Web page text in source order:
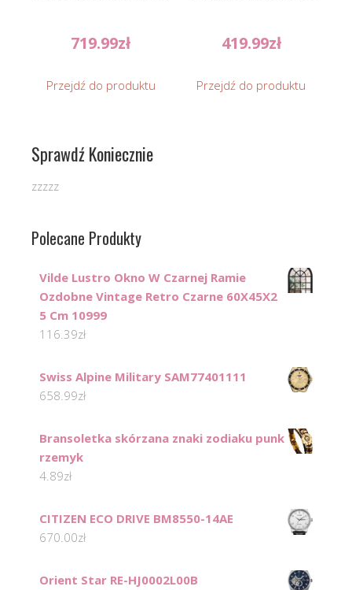
719.99zł
Przejdź do produktu
419.99zł
Przejdź do produktu
Sprawdź Koniecznie
zzzzz
Polecane Produkty
Vilde Lustro Okno W Czarnej Ramie
Ozdobne Vintage Retro Czarne 60X45X2
5 Cm 10999
116.39zł
Swiss Alpine Military SAM77401111
658.99zł
Bransoletka skórzana znaki zodiaku punk
rzemyk
4.89zł
CITIZEN ECO DRIVE BM8550-14AE
670.00zł
Orient Star RE-HJ0002L00B